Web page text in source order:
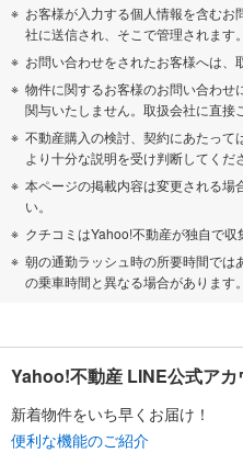
お客様が入力する個人情報を含む
社に送信され、そこで管理されます。
お問い合わせをされたお客様へは、
物件に関するお客様のお問い合わせ
関与いたしません。取扱会社に直接
不動産購入の検討、契約にあたって
より十分な説明を受け判断してくだ
本ページの掲載内容は変更される場
い。
クチコミはYahoo!不動産が独自で収
朝の通勤ラッシュ時の所要時間で
の乗車時間と異なる場合があります。
Yahoo!不動産 LINE公式アカ
新着物件をいち早くお届け！
便利な機能のご紹介